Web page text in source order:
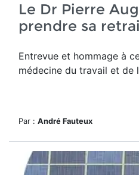
Le Dr Pierre
prendre sa
Entrevue et hommage à
médecine du travail et de
Par : André Fauteux